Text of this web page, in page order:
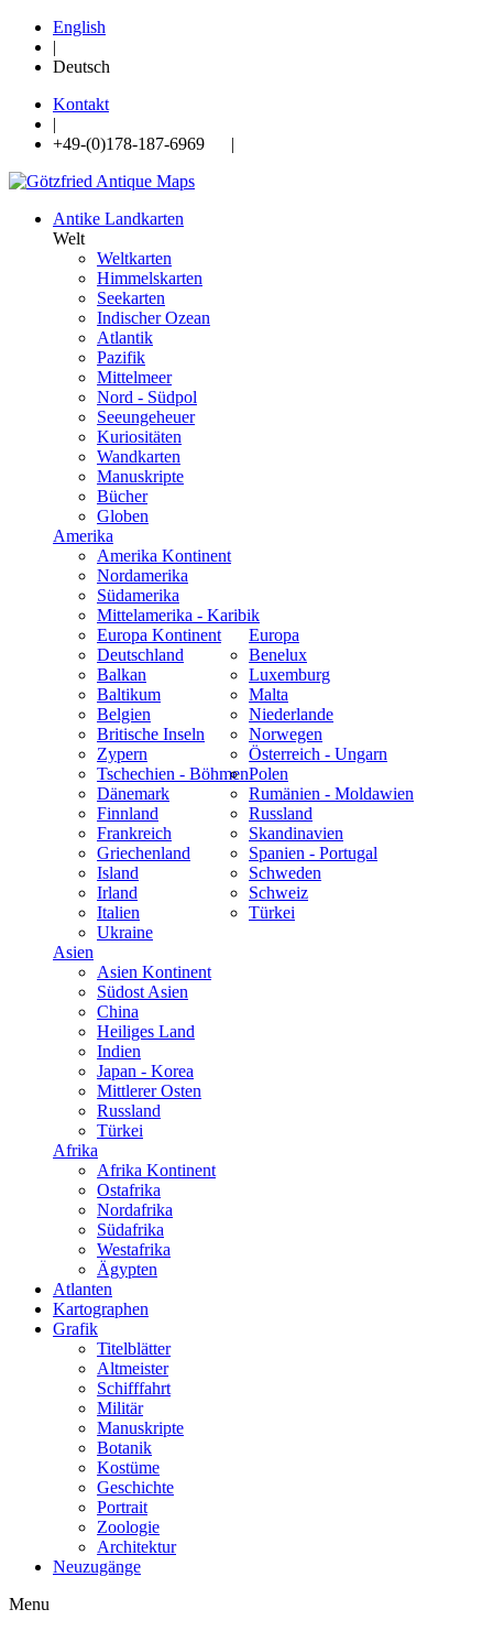
English
|
Deutsch
Kontakt
|
+49-(0)178-187-6969 |
Antike Landkarten
Welt
Weltkarten
Himmelskarten
Seekarten
Indischer Ozean
Atlantik
Pazifik
Mittelmeer
Nord - Südpol
Seeungeheuer
Kuriositäten
Wandkarten
Manuskripte
Bücher
Globen
Amerika
Amerika Kontinent
Nordamerika
Südamerika
Mittelamerika - Karibik
Europa
Europa Kontinent
Deutschland
Balkan
Baltikum
Belgien
Britische Inseln
Zypern
Tschechien - Böhmen
Dänemark
Finnland
Frankreich
Griechenland
Island
Irland
Italien
Benelux
Luxemburg
Malta
Niederlande
Norwegen
Österreich - Ungarn
Polen
Rumänien - Moldawien
Russland
Skandinavien
Spanien - Portugal
Schweden
Schweiz
Türkei
Ukraine
Asien
Asien Kontinent
Südost Asien
China
Heiliges Land
Indien
Japan - Korea
Mittlerer Osten
Russland
Türkei
Afrika
Afrika Kontinent
Ostafrika
Nordafrika
Südafrika
Westafrika
Ägypten
Atlanten
Kartographen
Grafik
Titelblätter
Altmeister
Schifffahrt
Militär
Manuskripte
Botanik
Kostüme
Geschichte
Portrait
Zoologie
Architektur
Neuzugänge
Menu